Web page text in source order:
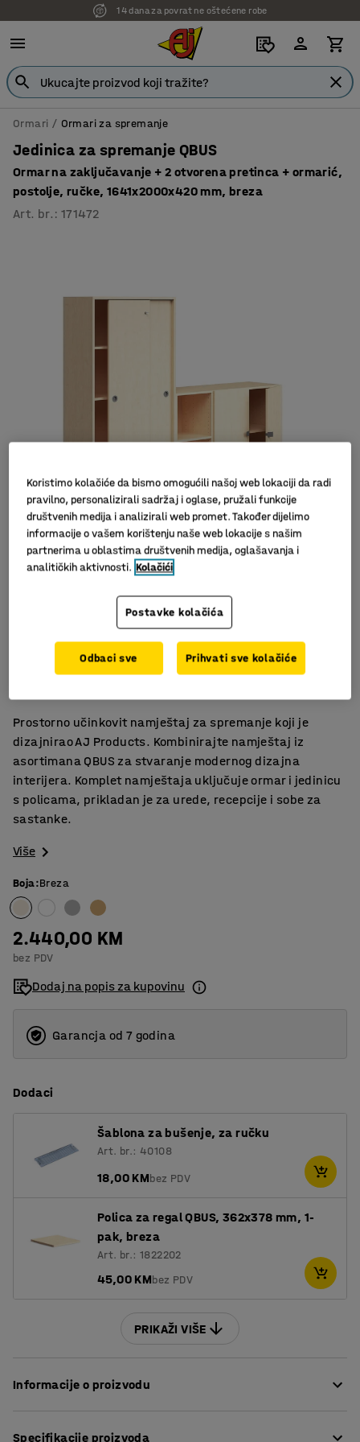
14 dana za povrat ne oštećene robe
Ormari Ormari za spremanje
Jedinica za spremanje QBUS
Ormar na zaključavanje + 2 otvorena pretinca + ormarić,
postolje, ručke, 1641x2000x420 mm, breza
Art. br. :171472
Omogućuje fleksibilno i višenamjensko korištenje
Klizna vrata s bravom za sigurno spremanje
Prostorno učinkovit namještaj za spremanje koji je
dizajnirao AJ Products. Kombinirajte namještaj iz
asortimana QBUS za stvaranje modernog dizajna
interijera. Komplet namještaja uključuje ormar i jedinicu
s policama, prikladan je za urede, recepcije i sobe za
sastanke.
Više
Boja:Breza
2.440,00 KM
bez PDV
Dodaj na popis za kupovinu
Garancja od 7 godina
Dodaci
Šablona za bušenje, za ručku
Art. br.: 40108
18,00 KMbez PDV
Polica za regal QBUS, 362x378 mm, 1-
pak, breza
Art. br.: 1822202
45,00 KMbez PDV
PRIKAŽI VIŠE
Informacije o proizvodu
Specifikacije proizvoda
Koristimo kolačiće da bismo omogućili našoj web lokaciji da radi
pravilno, personalizirali sadržaj i oglase, pružali funkcije
društvenih medija i analizirali web promet. Također dijelimo
informacije o vašem korištenju naše web lokacije s našim
partnerima u oblastima društvenih medija, oglašavanja i
analitičkih aktivnosti. Kolačići
Postavke kolačića
Odbaci sve Prihvati sve kolačiće